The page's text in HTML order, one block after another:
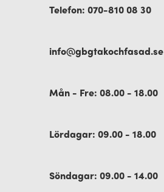
Telefon: 070-810 08 30
info@gbgtakochfasad.se
Mån - Fre: 08.00 - 18.00
Lördagar: 09.00 - 18.00
Söndagar: 09.00 - 14.00